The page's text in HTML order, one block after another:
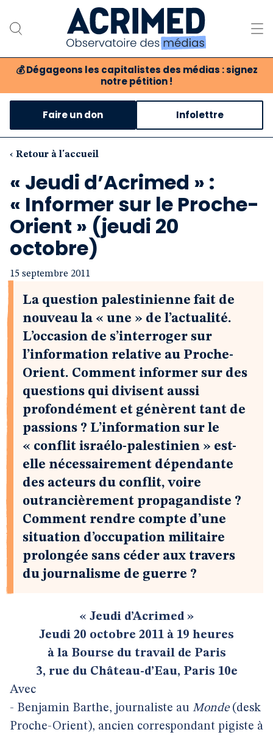
💰 Dégageons les capitalistes des médias : signez
notre pétition !
Notre association
Notre critique des médias
Nos propositions
Notre revue
Boutique
Faire un don Infolettre
‹ Retour à l'accueil
« Jeudi d’Acrimed » :
« Informer sur le Proche-
Orient » (jeudi 20
octobre)
15 septembre 2011
La question palestinienne fait de
nouveau la « une » de l’actualité.
L’occasion de s’interroger sur
l’information relative au Proche-
Orient. Comment informer sur des
questions qui divisent aussi
profondément et génèrent tant de
passions ? L’information sur le
« conflit israélo-palestinien » est-
elle nécessairement dépendante
des acteurs du conflit, voire
outrancièrement propagandiste ?
Comment rendre compte d’une
situation d’occupation militaire
prolongée sans céder aux travers
du journalisme de guerre ?
« Jeudi d’Acrimed »
Jeudi 20 octobre 2011 à 19 heures
à la Bourse du travail de Paris
3, rue du Château-d’Eau, Paris 10e
Avec
- Benjamin Barthe, journaliste au Monde(desk
Proche-Orient), ancien correspondant pigiste à